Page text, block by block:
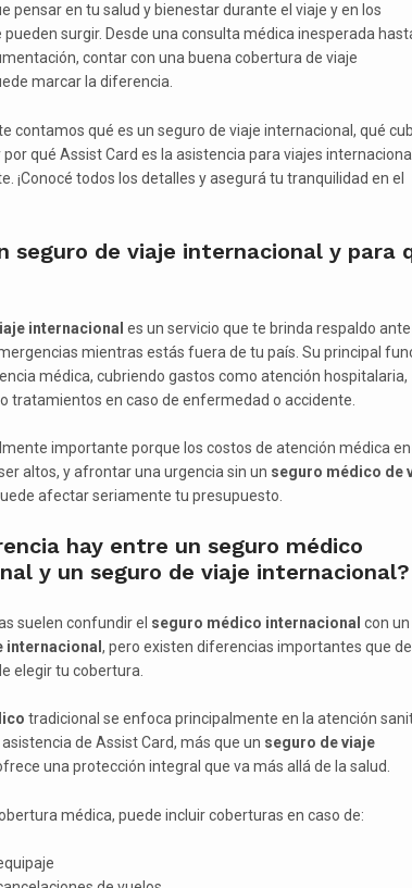
pensar en tu salud y bienestar durante el viaje y en los
surgir. Desde una consulta médica inesperada
contar con una buena cobertura de viaje
marcar la diferencia.
contamos qué es un seguro de viaje internacional, qué
qué Assist Card es la asistencia para viajes
¡Conocé todos los detalles y asegurá tu tranquilidad en el
seguro de viaje internacional y para
internacional es un servicio que te brinda respaldo ante
mientras estás fuera de tu país. Su principal
médica, cubriendo gastos como atención hospitalaria,
tratamientos en caso de enfermedad o accidente.
importante porque los costos de atención médica en
altos, y afrontar una urgencia sin un seguro médico de
afectar seriamente tu presupuesto.
hay entre un seguro médico
y un seguro de viaje internacional?
suelen confundir el seguro médico internacional con un
internacional , pero existen diferencias importantes que
elegir tu cobertura.
tradicional se enfoca principalmente en la atención
de Assist Card, más que un seguro de viaje
una protección integral que va más allá de la salud.
médica, puede incluir coberturas en caso de: